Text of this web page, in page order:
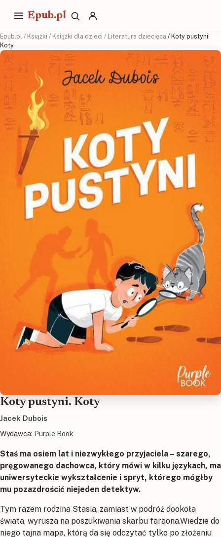
Epub.pl
Epub.pl / Książki / Książki dla dzieci / Literatura dziecięca / Koty pustyni.
Koty
Koty pustyni. Koty
Jacek Dubois
Wydawca: Purple Book
Staś ma osiem lat i niezwykłego przyjaciela – szarego,
pręgowanego dachowca, który mówi w kilku językach, ma
uniwersyteckie wykształcenie i spryt, którego mógłby
mu pozazdrościć niejeden detektyw.
Tym razem rodzina Stasia, zamiast w podróż dookoła
świata, wyrusza na poszukiwania skarbu faraona.Wiedzie do
niego tajna mapa, którą da się odczytać tylko po złożeniu